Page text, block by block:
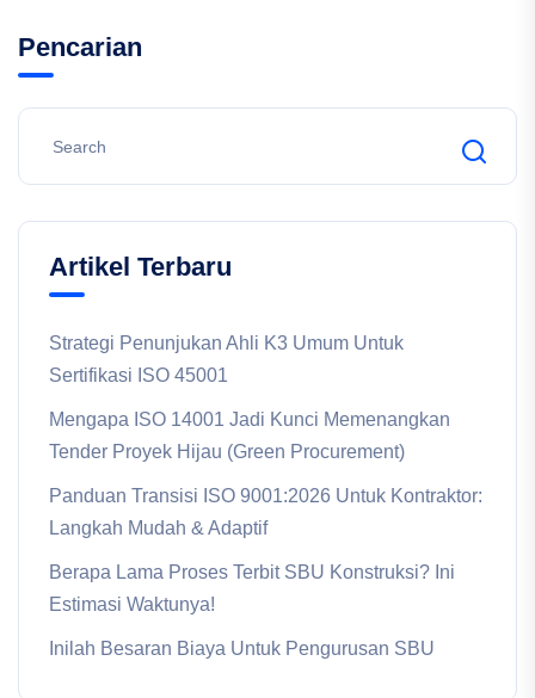
Pencarian
Artikel Terbaru
Strategi Penunjukan Ahli K3 Umum Untuk
Sertifikasi ISO 45001
Mengapa ISO 14001 Jadi Kunci Memenangkan
Tender Proyek Hijau (Green Procurement)
Panduan Transisi ISO 9001:2026 Untuk Kontraktor:
Langkah Mudah & Adaptif
Berapa Lama Proses Terbit SBU Konstruksi? Ini
Estimasi Waktunya!
Inilah Besaran Biaya Untuk Pengurusan SBU